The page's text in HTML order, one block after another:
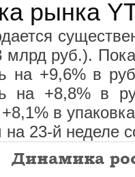
рынка
млрд руб.).
на +9,6% в
на +8,8% в
в
на 23-й неделе